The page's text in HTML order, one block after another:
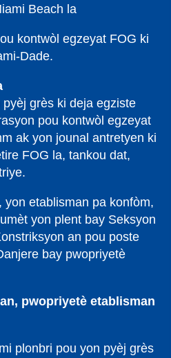
Beach la
kontwòl egzeyat FOG ki
Dade.
grès ki deja egziste
pou kontwòl egzeyat
ak yon jounal antretyen ki
FOG la, tankou dat,
yon etablisman pa konfòm,
yon plent bay Seksyon
an pou poste
bay pwopriyetè
pwopriyetè etablisman
plonbri pou yon pyèj grès